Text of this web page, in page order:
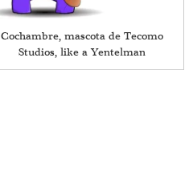
Cochambre, mascota de Tecomo
Studios, like a Yentelman